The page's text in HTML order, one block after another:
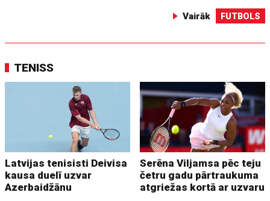
Vairāk FUTBOLS
TENISS
Latvijas tenisisti Deivisa
kausa duelī uzvar
Azerbaidžānu
Serēna Viljamsa pēc teju
četru gadu pārtraukuma
atgriežas kortā ar uzvaru